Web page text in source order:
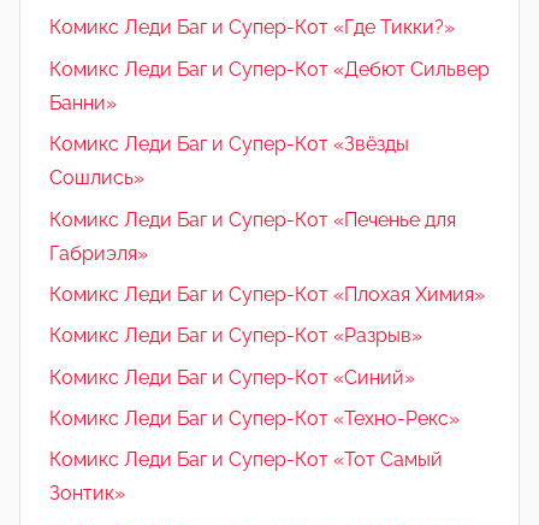
Комикс Леди Баг и Супер-Кот «Где Тикки?»
Комикс Леди Баг и Супер-Кот «Дебют Сильвер
Банни»
Комикс Леди Баг и Супер-Кот «Звёзды
Сошлись»
Комикс Леди Баг и Супер-Кот «Печенье для
Габриэля»
Комикс Леди Баг и Супер-Кот «Плохая Химия»
Комикс Леди Баг и Супер-Кот «Разрыв»
Комикс Леди Баг и Супер-Кот «Синий»
Комикс Леди Баг и Супер-Кот «Техно-Рекс»
Комикс Леди Баг и Супер-Кот «Тот Самый
Зонтик»